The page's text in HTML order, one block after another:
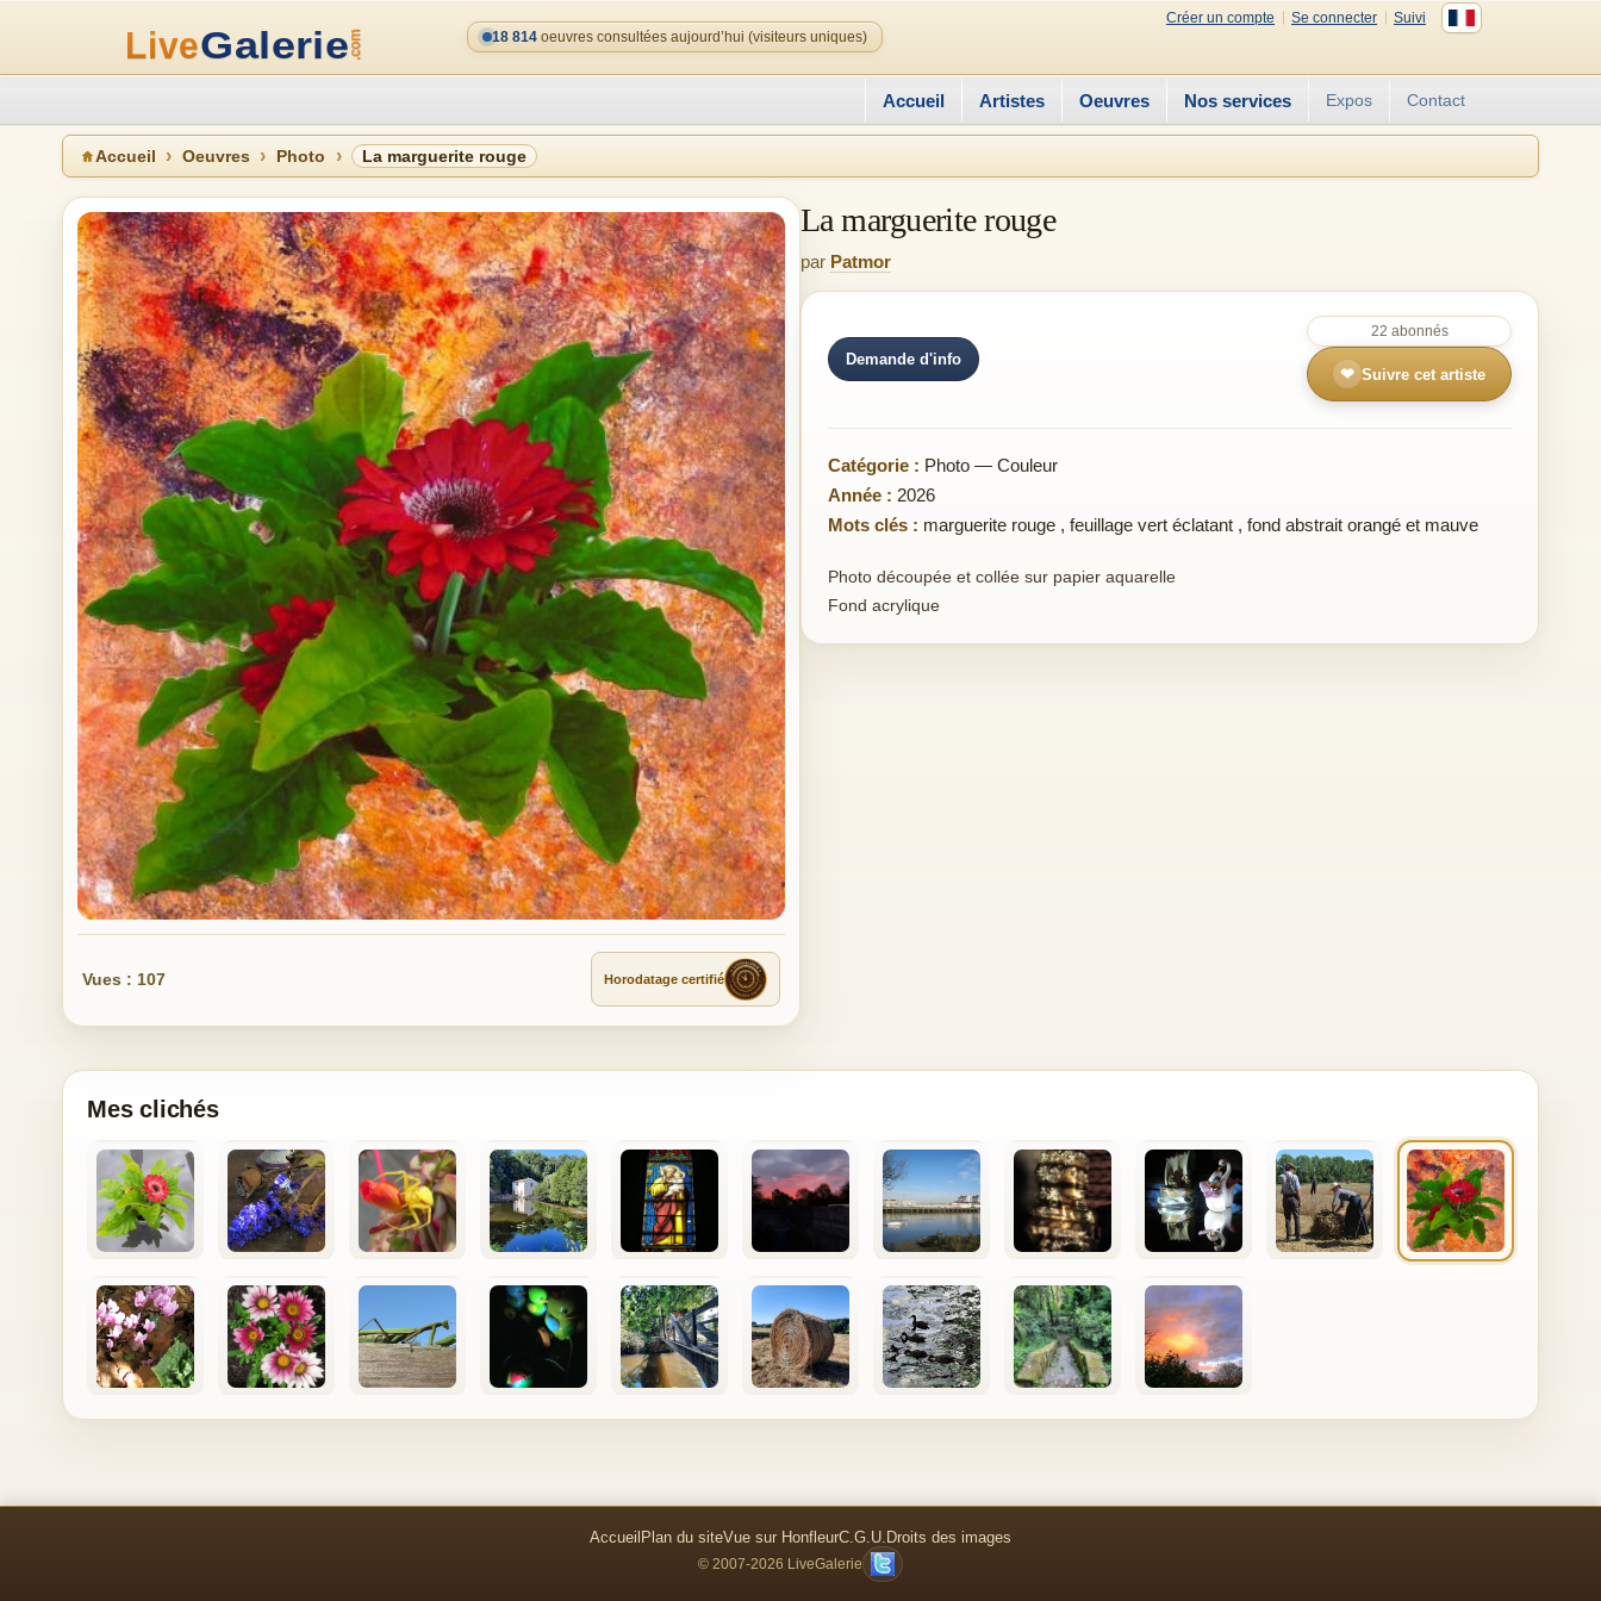
Créer un compte Se connecter
Suivi
18 814 oeuvres consultées aujourd’hui (visiteurs uniques)
Accueil Artistes Oeuvres Nos services Expos Contact
Accueil Oeuvres Photo La marguerite rouge
Vues : 107 Horodatage certifié
La marguerite rouge
par Patmor
Demande d'info
22 abonnés
❤ Suivre cet artiste
Catégorie : Photo — Couleur
Année : 2026
Mots clés : marguerite rouge , feuillage vert éclatant , fond abstrait orangé et mauve
Photo découpée et collée sur papier aquarelle
Fond acrylique
Mes clichés
Accueil Plan du siteVue sur HonfleurC.G.U. Droits des images
© 2007-2026 LiveGalerie